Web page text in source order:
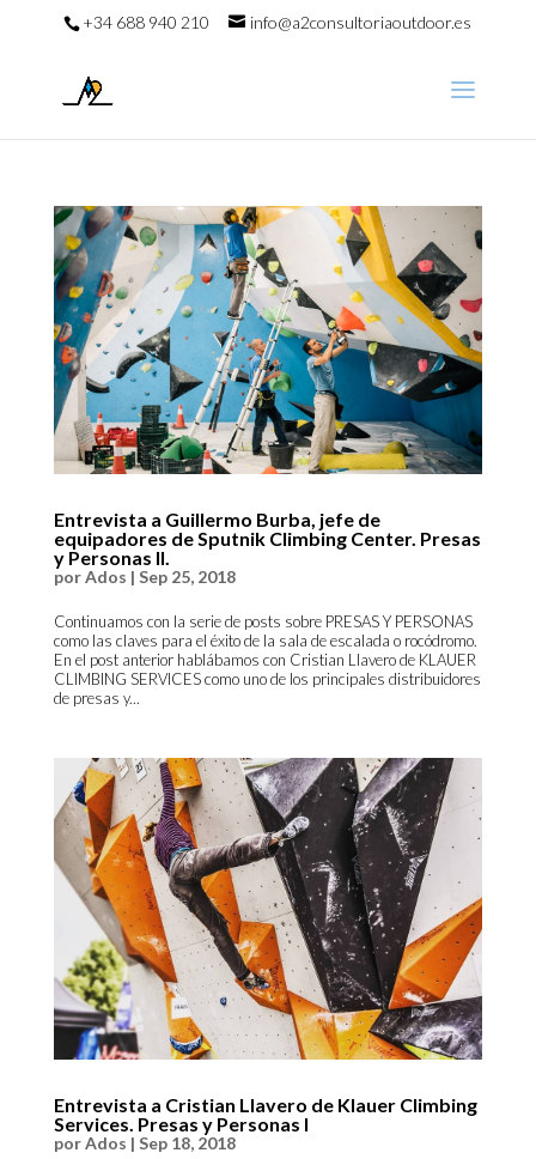
+34 688 940 210 info@a2consultoriaoutdoor.es
Entrevista a Guillermo Burba, jefe de
equipadores de Sputnik Climbing Center. Presas
y Personas II.
porAdos | Sep 25, 2018
Continuamos con la serie de posts sobre PRESAS Y PERSONAS
como las claves para el éxito de la sala de escalada o rocódromo.
En el post anterior hablábamos con Cristian Llavero de KLAUER
CLIMBING SERVICES como uno de los principales distribuidores
de presas y...
Entrevista a Cristian Llavero de Klauer Climbing
Services. Presas y Personas I
porAdos | Sep 18, 2018